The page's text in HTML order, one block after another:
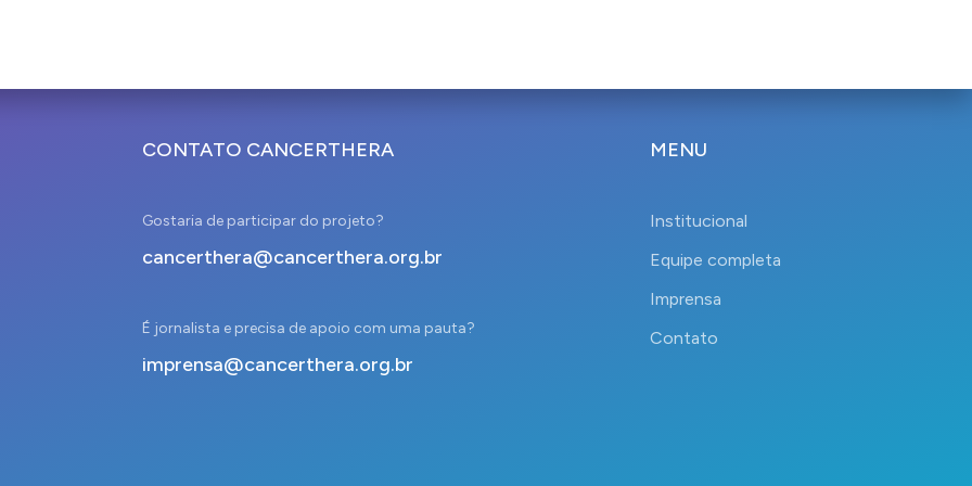
CONTATO CANCERTHERA
Gostaria de participar do projeto?
cancerthera@cancerthera.org.br
É jornalista e precisa de apoio com uma pauta?
imprensa@cancerthera.org.br
MENU
Institucional
Equipe completa
Imprensa
Contato